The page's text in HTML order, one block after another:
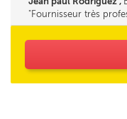
chauffage.............
Fournisseur très